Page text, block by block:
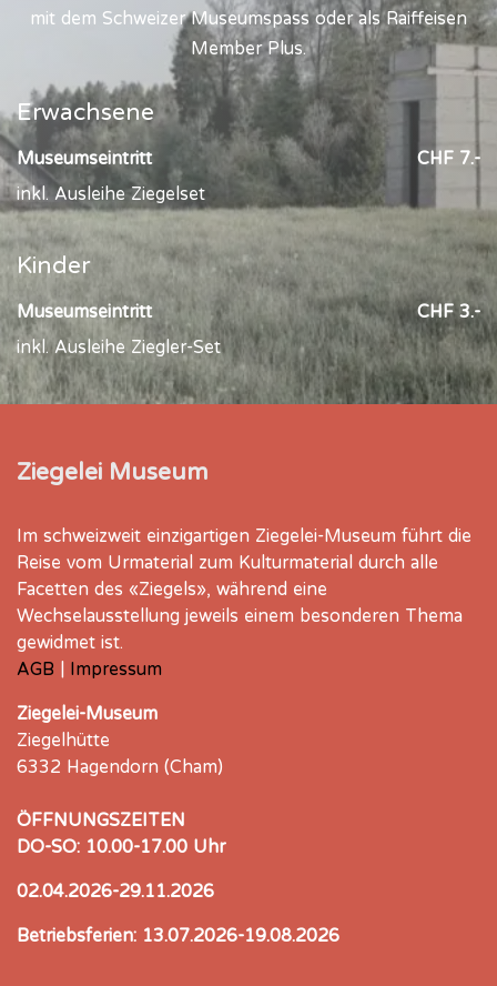
mit dem Schweizer Museumspass oder als Raiffeisen
Member Plus.
Erwachsene
Museumseintritt
CHF 7.-
inkl. Ausleihe Ziegelset
Kinder
Museumseintritt
CHF 3.-
inkl. Ausleihe Ziegler-Set
Ziegelei Museum
Im schweizweit einzigartigen Ziegelei-Museum führt die
Reise vom Urmaterial zum Kulturmaterial durch alle
Facetten des «Ziegels», während eine
Wechselausstellung jeweils einem besonderen Thema
gewidmet ist.
AGB
Impressum
Ziegelei-Museum
Ziegelhütte
6332 Hagendorn (Cham)
ÖFFNUNGSZEITEN
DO-SO: 10.00-17.00 Uhr
02.04.2026-29.11.2026
Betriebsferien: 13.07.2026-19.08.2026